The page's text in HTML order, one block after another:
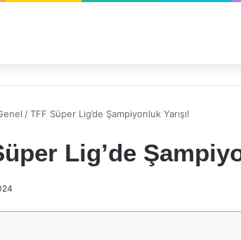
/TFF Süper Lig’de Şampiyonluk Yarışı!
Lig’de